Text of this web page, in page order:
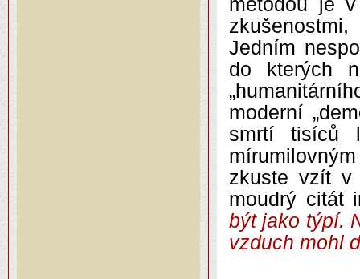
Jedním
do kterých
moderní
smrtí tisíců
zkuste vzít v
moudrý citát
být jako týpí.
vzduch mohl